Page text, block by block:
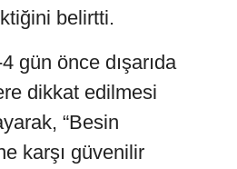
belirtti.
gün önce dışarıda
dikkat edilmesi
“Besin
karşı güvenilir